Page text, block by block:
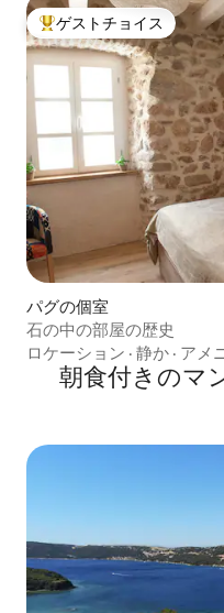
大好評のゲストチョイスで
ゲストチョイス
パグの個室
石の中の部屋の歴史
ロケーション · 静か · アメ
朝食付きのマ